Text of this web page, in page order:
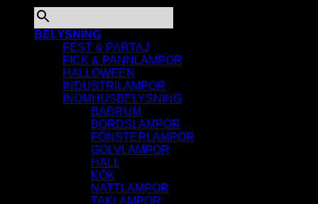
BELYSNING
FEST & PARTAJ
FICK & PANNLAMPOR
HALLOWEEN
INDUSTRILAMPOR
INOMHUSBELYSNING
BADRUM
BORDSLAMPOR
FÖNSTERLAMPOR
GOLVLAMPOR
HALL
KÖK
NATTLAMPOR
TAKLAMPOR